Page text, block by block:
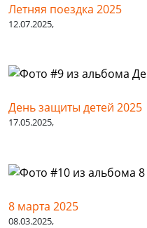
Летняя поездка 2025
12.07.2025,
День защиты детей 2025
17.05.2025,
8 марта 2025
08.03.2025,